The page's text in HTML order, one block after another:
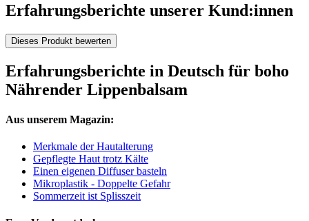
Erfahrungsberichte unserer Kund:innen
Dieses Produkt bewerten
Erfahrungsberichte in Deutsch für boho
Nährender Lippenbalsam
Aus unserem Magazin:
Merkmale der Hautalterung
Gepflegte Haut trotz Kälte
Einen eigenen Diffuser basteln
Mikroplastik - Doppelte Gefahr
Sommerzeit ist Splisszeit